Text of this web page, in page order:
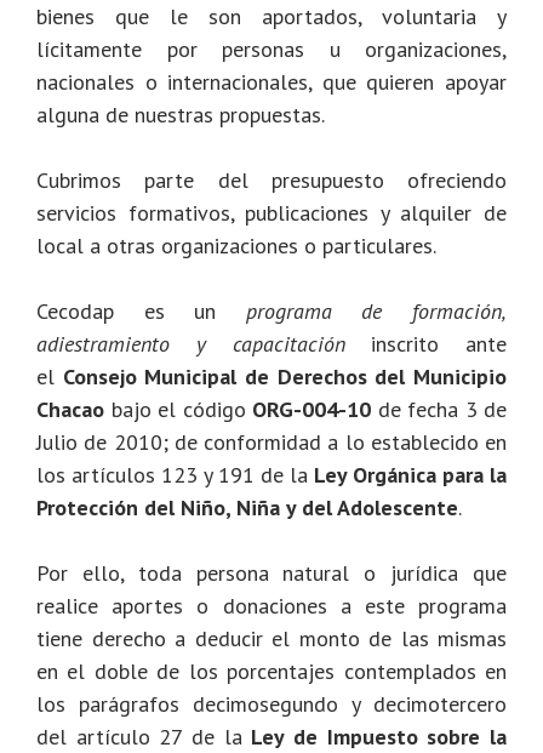
bienes que le son aportados, voluntaria y
lícitamente por personas u organizaciones,
nacionales o internacionales, que quieren apoyar
alguna de nuestras propuestas.
Cubrimos parte del presupuesto ofreciendo
servicios formativos, publicaciones y alquiler de
local a otras organizaciones o particulares.
Cecodap es un programa de formación,
adiestramiento y capacitación inscrito ante
el Consejo Municipal de Derechos del Municipio
Chacao bajo el código ORG-004-10 de fecha 3 de
Julio de 2010; de conformidad a lo establecido en
los artículos 123 y 191 de la Ley Orgánica para la
Protección del Niño, Niña y del Adolescente.
Por ello, toda persona natural o jurídica que
realice aportes o donaciones a este programa
tiene derecho a deducir el monto de las mismas
en el doble de los porcentajes contemplados en
los parágrafos decimosegundo y decimotercero
del artículo 27 de la Ley de Impuesto sobre la